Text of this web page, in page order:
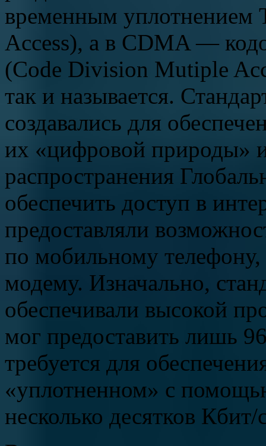
временным
Access), а в CDMA —
(Code Division Mutiple
так и называется.
создавались для
их «цифровой природы»
распространения
обеспечить доступ в
предоставляли
по мобильному
модему. Изначально,
обеспечивали высокой
мог предоставить лишь
требуется для
«уплотненном» с
несколько десятков Кбит/